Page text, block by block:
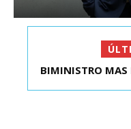
KAST SE REUNIÓ
BIMINISTRO MAS